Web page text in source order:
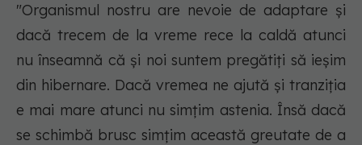
"Organismul nostru are nevoie de adaptare și
dacă trecem de la vreme rece la caldă atunci
nu înseamnă că și noi suntem pregătiți să ieșim
din hibernare. Dacă vremea ne ajută și tranziția
e mai mare atunci nu simțim astenia. Însă dacă
se schimbă brusc simțim această greutate de a